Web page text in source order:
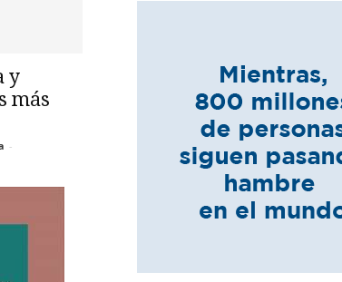
y
más
-